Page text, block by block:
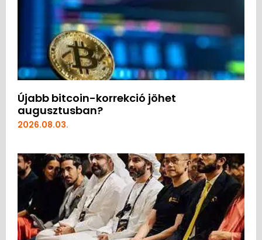
Újabb bitcoin-korrekció jöhet
augusztusban?
2026.08.03.